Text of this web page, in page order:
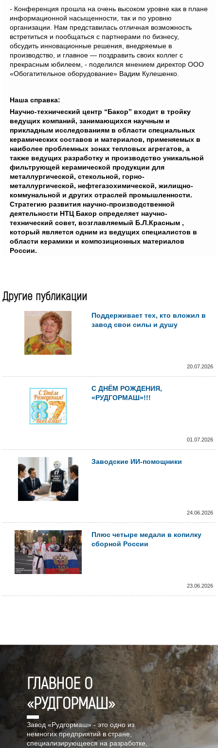
- Конференция прошла на очень высоком уровне как в плане
информационной насыщенности, так и по уровню
организации. Нам представилась отличная возможность
встретиться и пообщаться с партнерами по бизнесу,
обсудить инновационные решения, внедряемые в
производство, и главное — поздравить своих коллег с
прекрасным юбилеем, - поделился мнением директор ООО
«Обогатительное оборудование» Вадим Кулешенко.
Наша справка:
Научно-технический центр “Бакор” входит в тройку
ведущих компаний, занимающихся научным и
прикладным исследованиям в области специальных
керамических составов и материалов, применяемых в
наиболее проблемных зонах тепловых агрегатов, а
также ведущих разработку и производство уникальной
фильтрующей керамической продукции для
металлургической, стекольной, горно-
металлургической, нефтегазохимической, жилищно-
коммунальной и других отраслей промышленности.
Стратегию развития научно-производственной
деятельности НТЦ Бакор определяет научно-
технический совет, возглавляемый Б.Л.Красным ,
который является одним из ведущих специалистов в
области керамики и композиционных материалов
России.
Другие публикации
Поддерживает тех, кто вложил в
завод свои силы и душу
20.07.2026
С ДНЁМ РОЖДЕНИЯ,
«РУДГОРМАШ»!!!
01.07.2026
Заводские ИИ-помощники
24.06.2026
Плюс четыре медали в копилку
сборной России
23.06.2026
ГЛАВНОЕ О
«РУДГОРМАШ»
Завод «Рудгормаш» - это одно из
немногих предприятий в стране,
специализирующееся на разработке,